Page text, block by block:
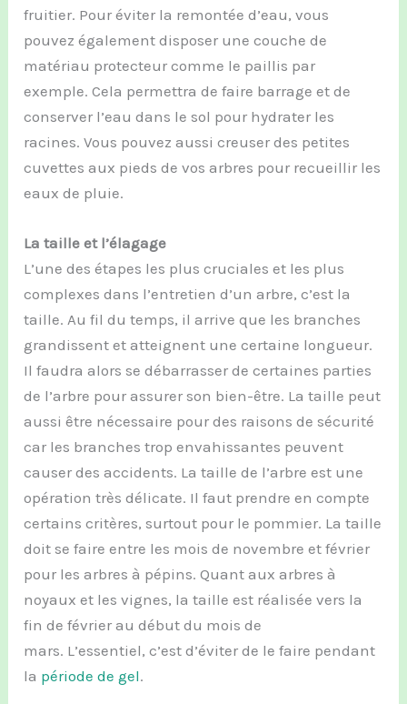
fruitier. Pour éviter la remontée d’eau, vous
pouvez également disposer une couche de
matériau protecteur comme le paillis par
exemple. Cela permettra de faire barrage et de
conserver l’eau dans le sol pour hydrater les
racines. Vous pouvez aussi creuser des petites
cuvettes aux pieds de vos arbres pour recueillir les
eaux de pluie.
La taille et l’élagage
L’une des étapes les plus cruciales et les plus
complexes dans l’entretien d’un arbre, c’est la
taille. Au fil du temps, il arrive que les branches
grandissent et atteignent une certaine longueur.
Il faudra alors se débarrasser de certaines parties
de l’arbre pour assurer son bien-être. La taille peut
aussi être nécessaire pour des raisons de sécurité
car les branches trop envahissantes peuvent
causer des accidents. La taille de l’arbre est une
opération très délicate. Il faut prendre en compte
certains critères, surtout pour le pommier. La taille
doit se faire entre les mois de novembre et février
pour les arbres à pépins. Quant aux arbres à
noyaux et les vignes, la taille est réalisée vers la
fin de février au début du mois de
mars. L’essentiel, c’est d’éviter de le faire pendant
la période de gel.